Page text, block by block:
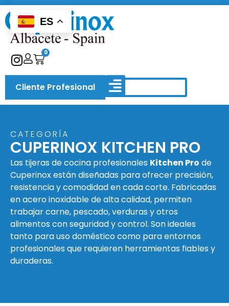
Cliente Profesional
0
CATEGORÍA
CUPERINOX KITCHEN PRO
Las tijeras de cocina profesionales Kitchen Pro de
Cuperinox están diseñadas para ofrecer precisión,
resistencia y comodidad en cada corte. Fabricadas
en acero inoxidable de alta calidad, permiten
trabajar carne, pescado, verduras y otros
alimentos con seguridad y control. Son ideales
tanto para uso doméstico como para entornos
profesionales que requieren herramientas fiables y
duraderas.
ES